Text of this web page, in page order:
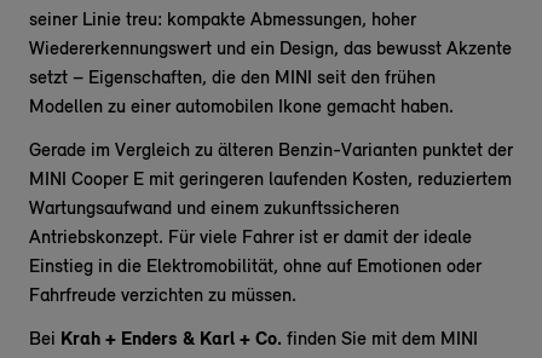
seiner Linie treu: kompakte Abmessungen, hoher
Wiedererkennungswert und ein Design, das bewusst Akzente
setzt – Eigenschaften, die den MINI seit den frühen
Modellen zu einer automobilen Ikone gemacht haben.
Gerade im Vergleich zu älteren Benzin-Varianten punktet der
MINI Cooper E mit geringeren laufenden Kosten, reduziertem
Wartungsaufwand und einem zukunftssicheren
Antriebskonzept. Für viele Fahrer ist er damit der ideale
Einstieg in die Elektromobilität, ohne auf Emotionen oder
Fahrfreude verzichten zu müssen.
Bei Krah + Enders & Karl + Co. finden Sie mit dem MINI